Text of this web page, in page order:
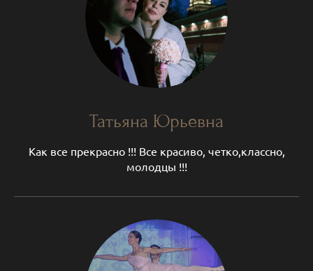
Татьяна Юрьевна
Как все прекрасно !!! Все красиво, четко,классно,
молодцы !!!